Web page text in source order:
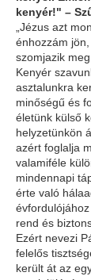
kenyér!" –
„Jézus azt
énhozzám
szomjazik
Kenyér
asztalunkra
minőségű és
életünk külső
helyzetünkön
azért foglalja
valamiféle
mindennapi
érte való
rend és
Ezért nevezi
felelős
került át az